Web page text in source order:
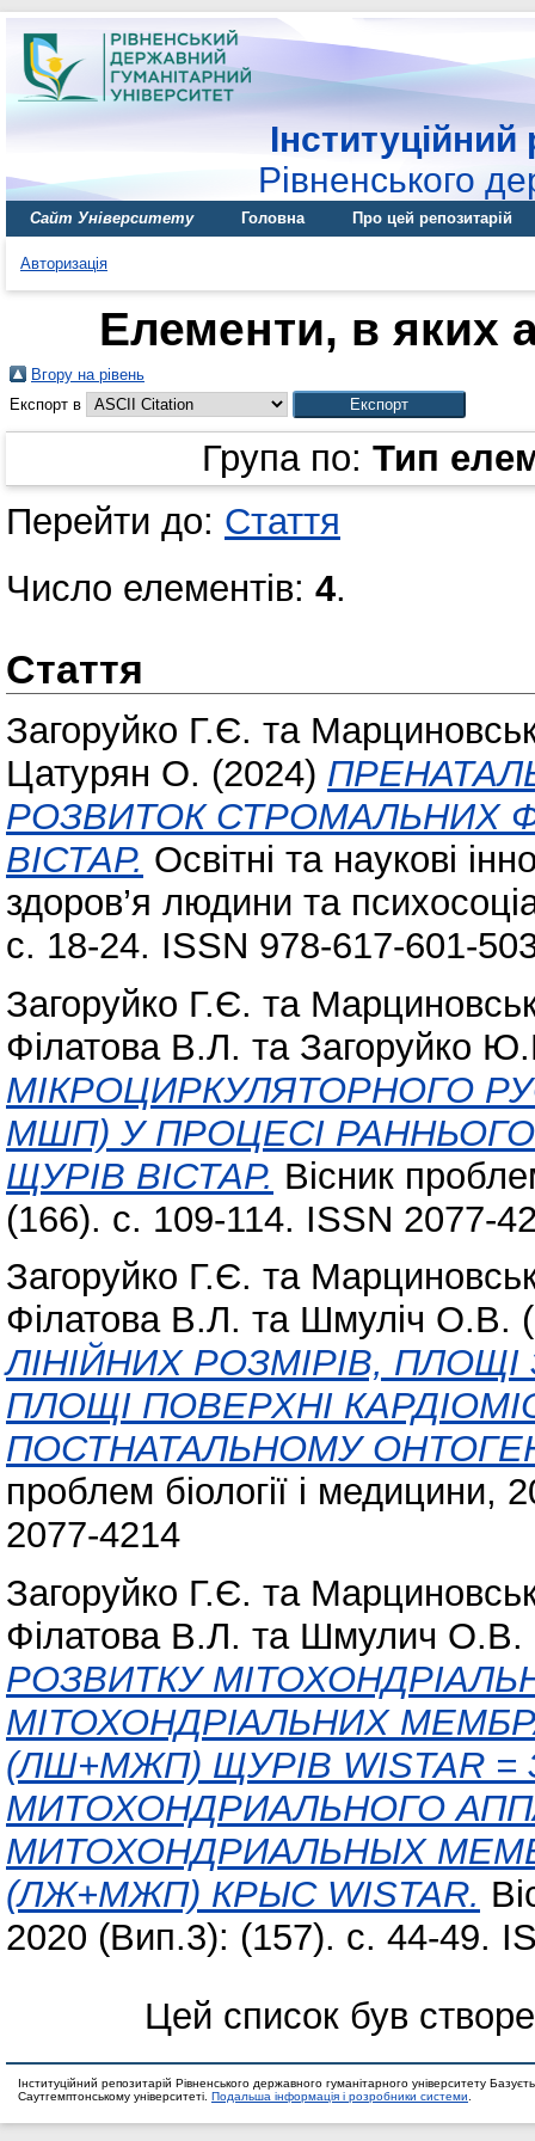
Інституційний
Рівненського
Сайт Університету Головна Про цей репозитарій
Авторизація
Елементи, в яких
Вгору на рівень
Експорт в
Група по: Тип
Перейти до: Стаття
Число елементів: 4.
Стаття
Загоруйко Г.Є. та
Цатурян О. (2024)
РОЗВИТОК СТРОМАЛЬНИХ
ВІСТАР. Освітні та наукові
здоров’я людини та
с. 18-24. ISSN 978-617-601-
Загоруйко Г.Є. та
Філатова В.Л. та Загоруйко
МІКРОЦИРКУЛЯТОРНОГО
МШП) У ПРОЦЕСІ
ЩУРІВ ВІСТАР. Вісник
(166). с. 109-114. ISSN 2077-
Загоруйко Г.Є. та
Філатова В.Л. та Шмуліч О.В.
ЛІНІЙНИХ РОЗМІРІВ, ПЛОЩІ
ПЛОЩІ ПОВЕРХНІ
ПОСТНАТАЛЬНОМУ
проблем біології і
2077-4214
Загоруйко Г.Є. та
Філатова В.Л. та Шмулич О.В.
РОЗВИТКУ
МІТОХОНДРІАЛЬНИХ
(ЛШ+МЖП) ЩУРІВ WISTAR
МИТОХОНДРИАЛЬНОГО
МИТОХОНДРИАЛЬНЫХ
(ЛЖ+МЖП) КРЫС WISTAR.
2020 (Вип.3): (157). с. 44-49.
Цей список був
Інституційний репозитарій Рівненського державного гуманітарного університету
Саутгемптонському університеті. Подальша інформація і розробники системи